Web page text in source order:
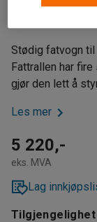
Lettrullende
Stødig fatvogn
Fattrallen har
gjør den lett å
Les mer
5 220,-
eks. MVA
Lag
Tilgjengelighet